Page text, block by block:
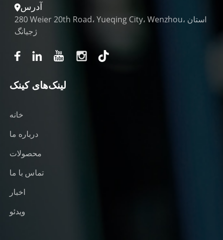
آدرس
280 Weier 20th Road، Yueqing City، Wenzhou، استان
ژجیانگ
لینک‌های کینک
خانه
درباره ما
محصولات
تماس با ما
اخبار
ویدئو